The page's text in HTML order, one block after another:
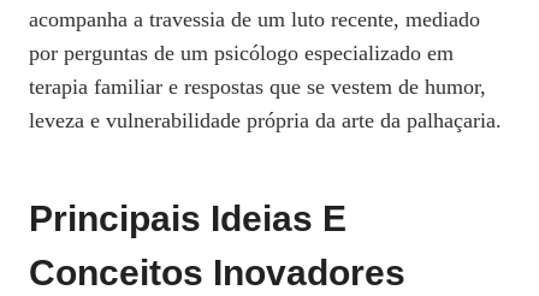
acompanha a travessia de um luto recente, mediado
por perguntas de um psicólogo especializado em
terapia familiar e respostas que se vestem de humor,
leveza e vulnerabilidade própria da arte da palhaçaria.
Principais Ideias E
Conceitos Inovadores